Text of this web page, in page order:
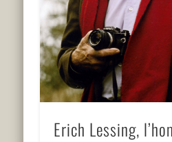
Erich Lessing,